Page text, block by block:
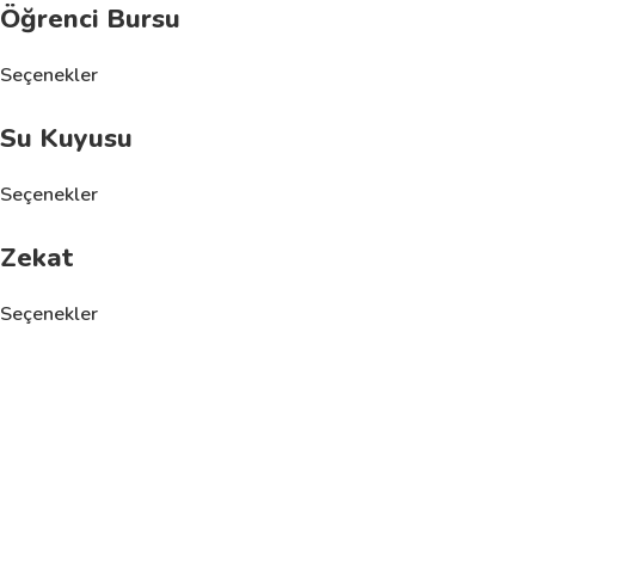
Öğrenci Bursu
Seçenekler
Su Kuyusu
Seçenekler
Zekat
Seçenekler